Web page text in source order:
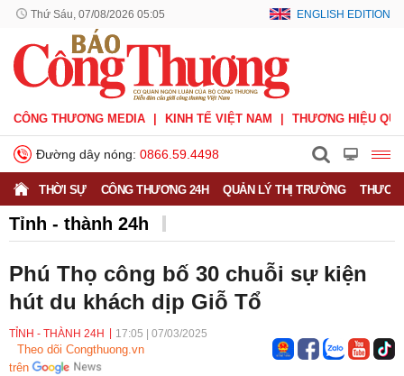
Thứ Sáu, 07/08/2026 05:05 ENGLISH EDITION
CÔNG THƯƠNG MEDIA KINH TẾ VIỆT NAM THƯƠNG HIỆU
Đường dây nóng: 0866.59.4498
THỜI SỰ CÔNG THƯƠNG 24H QUẢN LÝ THỊ TRƯỜNG
Tỉnh - thành 24h
Phú Thọ công bố 30 chuỗi sự kiện
hút du khách dịp Giỗ Tổ
TỈNH - THÀNH 24H 17:05 07/03/2025
Theo dõi Congthuong.vn
trên